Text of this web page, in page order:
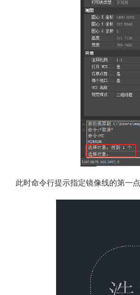
此时命令行提示指定镜像线的第一